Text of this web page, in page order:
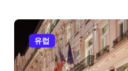
유럽